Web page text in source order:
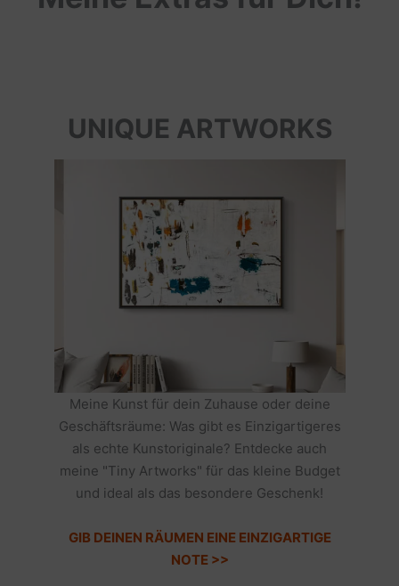
UNIQUE ARTWORKS
Meine Kunst für dein Zuhause oder deine
Geschäftsräume: Was gibt es Einzigartigeres
als echte Kunstoriginale? Entdecke auch
meine "Tiny Artworks" für das kleine Budget
und ideal als das besondere Geschenk!
GIB DEINEN RÄUMEN EINE EINZIGARTIGE
NOTE >>